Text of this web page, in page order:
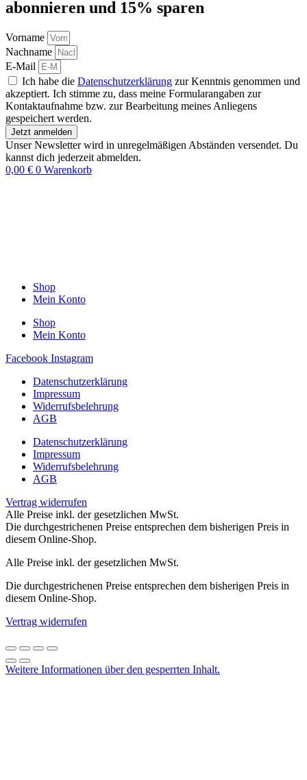
abon­nie­ren und 15% sparen
Vorname
Nachname
E-Mail
Ich habe die Datenschutzerklärung zur Kenntnis genommen und
akzeptiert. Ich stimme zu, dass meine Formularangaben zur
Kontaktaufnahme bzw. zur Bearbeitung meines Anliegens
gespeichert werden.
Jetzt anmelden
Unser Newsletter wird in unregelmäßigen Abständen versendet. Du
kannst dich jederzeit abmelden.
0,00 € 0 Warenkorb
Shop
Mein Konto
Shop
Mein Konto
Facebook Instagram
Datenschutzerklärung
Impressum
Widerrufsbelehrung
AGB
Datenschutzerklärung
Impressum
Widerrufsbelehrung
AGB
Vertrag widerrufen
Alle Preise inkl. der gesetzlichen MwSt.
Die durchgestrichenen Preise entsprechen dem bisherigen Preis in
diesem Online-Shop.
Alle Preise inkl. der gesetzlichen MwSt.
Die durchgestrichenen Preise entsprechen dem bisherigen Preis in
diesem Online-Shop.
Vertrag widerrufen
Weitere Informationen über den gesperrten Inhalt.